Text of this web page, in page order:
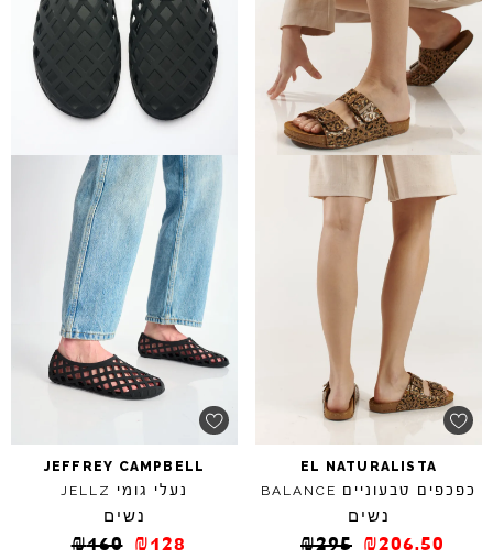
EL NATURALISTA
כפכפים טבעוניים BALANCE
נשים
₪295 ₪206.50
JEFFREY CAMPBELL
נעלי גומי JELLZ
נשים
₪160 ₪128